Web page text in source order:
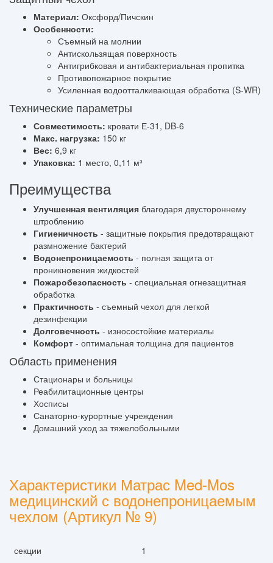
Материал: Оксфорд/Пичскин
Особенности:
Съемный на молнии
Антискользящая поверхность
Антигрибковая и антибактериальная пропитка
Противопожарное покрытие
Усиленная водоотталкивающая обработка (S-WR)
Технические параметры
Совместимость: кровати Е-31, DB-6
Макс. нагрузка: 150 кг
Вес: 6,9 кг
Упаковка: 1 место, 0,11 м³
Преимущества
Улучшенная вентиляция благодаря двустороннему
штроблению
Гигиеничность - защитные покрытия предотвращают
размножение бактерий
Водонепроницаемость - полная защита от
проникновения жидкостей
Пожаробезопасность - специальная огнезащитная
обработка
Практичность - съемный чехол для легкой
дезинфекции
Долговечность - износостойкие материалы
Комфорт - оптимальная толщина для пациентов
Область применения
Стационары и больницы
Реабилитационные центры
Хосписы
Санаторно-курортные учреждения
Домашний уход за тяжелобольными
Характеристики Матрас Med-Mos
медицинский с водонепроницаемым
чехлом (Артикул № 9)
секции 1